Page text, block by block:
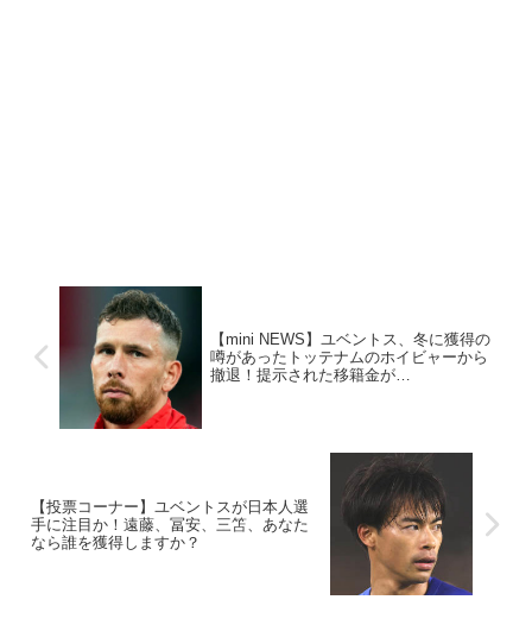
【mini NEWS】ユベントス、冬に獲得の
噂があったトッテナムのホイビャーから
撤退！提示された移籍金が…
【投票コーナー】ユベントスが日本人選
手に注目か！遠藤、冨安、三笘、あなた
なら誰を獲得しますか？